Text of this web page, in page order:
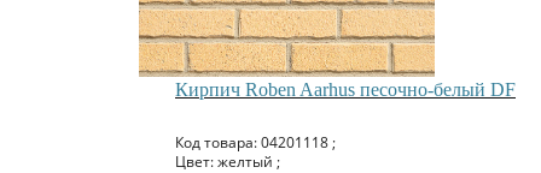
Кирпич Roben Aarhus песочно-белый DF
Код товара: 04201118 ;
Цвет: желтый ;